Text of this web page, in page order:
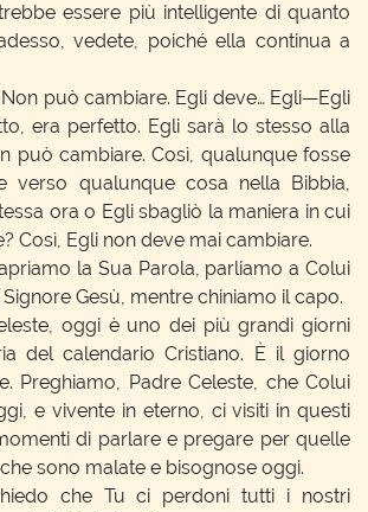
essere più intelligente di quanto
vedete, poiché ella continua a
Non può cambiare. Egli deve… Egli—Egli
era perfetto. Egli sarà lo stesso alla
può cambiare. Così, qualunque fosse
verso qualunque cosa nella Bibbia,
ora o Egli sbagliò la maniera in cui
Così, Egli non deve mai cambiare.
la Sua Parola, parliamo a Colui
Gesù, mentre chiniamo il capo.
oggi è uno dei più grandi giorni
del calendario Cristiano. È il giorno
Preghiamo, Padre Celeste, che Colui
e vivente in eterno, ci visiti in questi
di parlare e pregare per quelle
sono malate e bisognose oggi.
che Tu ci perdoni tutti i nostri